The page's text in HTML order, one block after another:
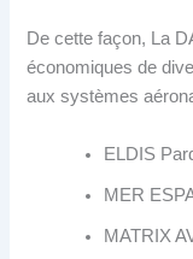
De cette façon, La
économiques de
aux systèmes
ELDIS
MER
MATRIX